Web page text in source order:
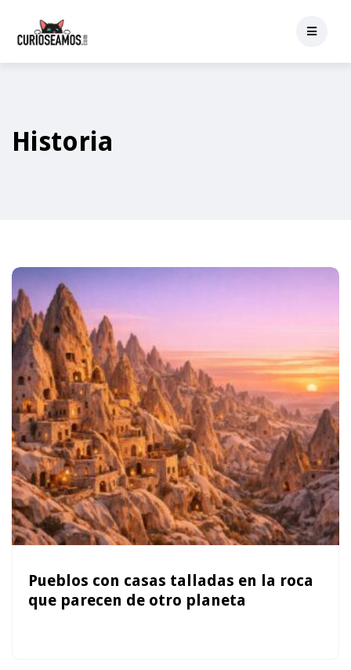
Historia
Pueblos con casas talladas en la roca
que parecen de otro planeta